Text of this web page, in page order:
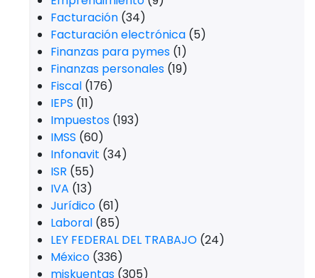
Facturación (34)
Facturación electrónica (5)
Finanzas para pymes (1)
Finanzas personales (19)
Fiscal (176)
IEPS (11)
Impuestos (193)
IMSS (60)
Infonavit (34)
ISR (55)
IVA (13)
Jurídico (61)
Laboral (85)
LEY FEDERAL DEL TRABAJO (24)
México (336)
miskuentas (305)